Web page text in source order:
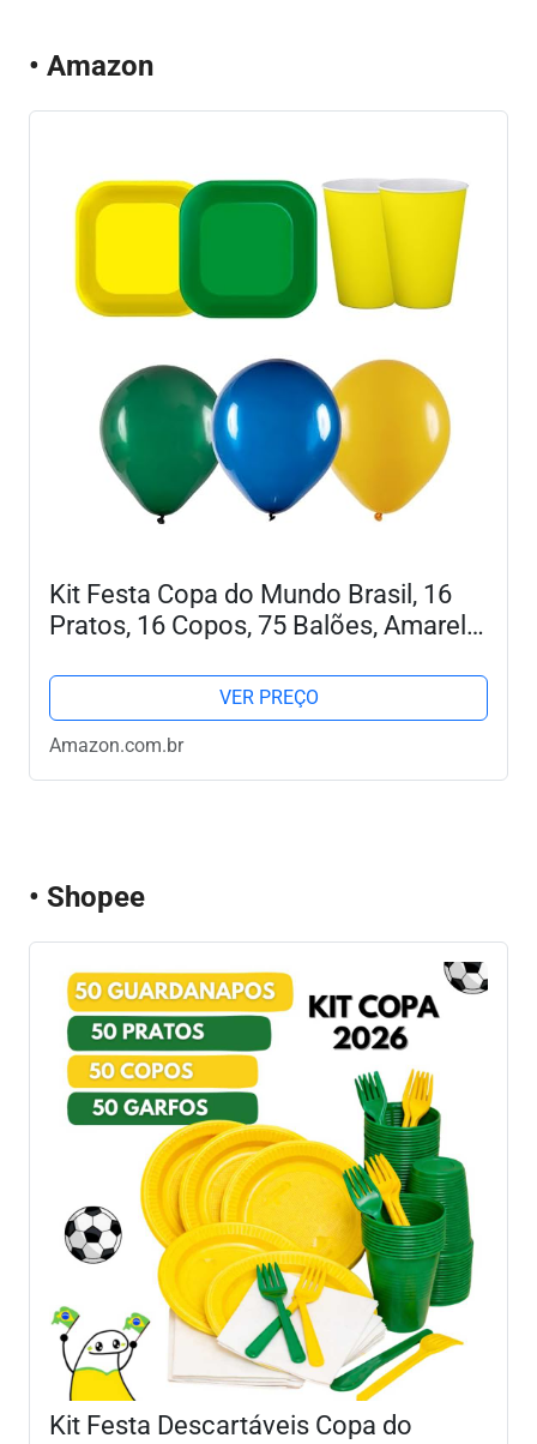
• Amazon
Kit Festa Copa do Mundo Brasil, 16
Pratos, 16 Copos, 75 Balões, Amarelo
VER PREÇO
Amazon.com.br
• Shopee
Kit Festa Descartáveis Copa do